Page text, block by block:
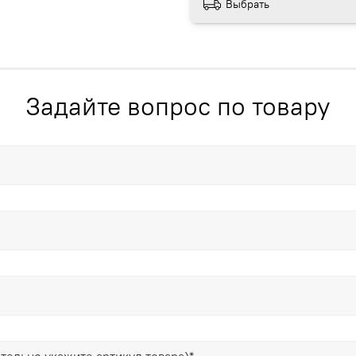
(плавние без
Выбрать
Задайте вопрос по товару